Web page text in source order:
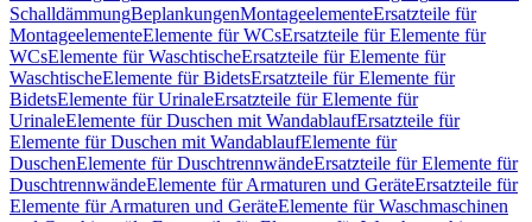
SchalldämmungBeplankungenMontageelementeErsatzteile für
MontageelementeElemente für WCsErsatzteile für Elemente für
WCsElemente für WaschtischeErsatzteile für Elemente für
WaschtischeElemente für BidetsErsatzteile für Elemente für
BidetsElemente für UrinaleErsatzteile für Elemente für
UrinaleElemente für Duschen mit WandablaufErsatzteile für
Elemente für Duschen mit WandablaufElemente für
DuschenElemente für DuschtrennwändeErsatzteile für Elemente für
DuschtrennwändeElemente für Armaturen und GeräteErsatzteile für
Elemente für Armaturen und GeräteElemente für Waschmaschinen